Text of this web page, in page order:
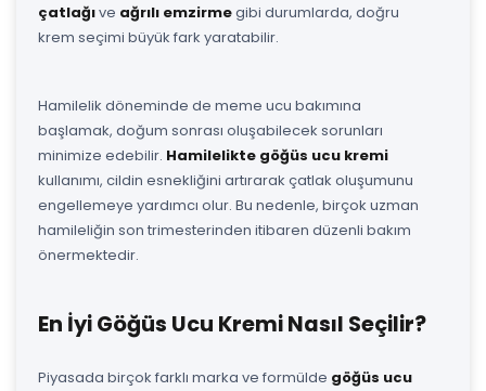
çatlağıve ağrılı emzirmegibi durumlarda, doğru
krem seçimi büyük fark yaratabilir.
Hamilelik döneminde de meme ucu bakımına
başlamak, doğum sonrası oluşabilecek sorunları
minimize edebilir. Hamilelikte göğüs ucu kremi
kullanımı, cildin esnekliğini artırarak çatlak oluşumunu
engellemeye yardımcı olur. Bu nedenle, birçok uzman
hamileliğin son trimesterinden itibaren düzenli bakım
önermektedir.
En İyi Göğüs Ucu Kremi Nasıl Seçilir?
Piyasada birçok farklı marka ve formülde göğüs ucu